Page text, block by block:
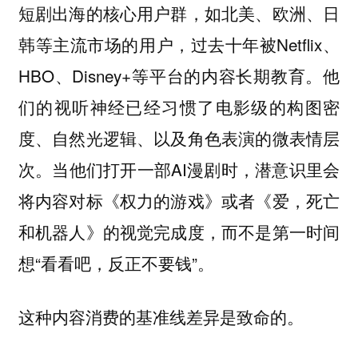
短剧出海的核心用户群，如北美、欧洲、日
韩等主流市场的用户，过去十年被Netflix、
HBO、Disney+等平台的内容长期教育。他
们的视听神经已经习惯了电影级的构图密
度、自然光逻辑、以及角色表演的微表情层
次。当他们打开一部AI漫剧时，潜意识里会
将内容对标《权力的游戏》或者《爱，死亡
和机器人》的视觉完成度，而不是第一时间
想“看看吧，反正不要钱”。
这种内容消费的基准线差异是致命的。